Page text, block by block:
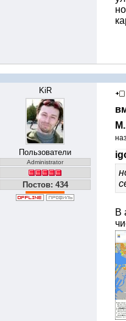
KiR
Пользователи
Administrator
Постов: 434
В